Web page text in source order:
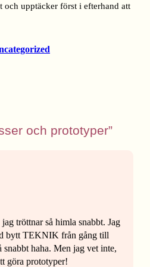
upptäcker först i efterhand att
och prototyper”
tröttnar så himla snabbt. Jag
bytt TEKNIK från gång till
snabbt haha. Men jag vet inte,
göra prototyper!